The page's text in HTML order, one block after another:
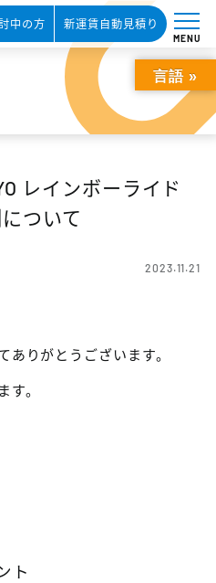
中の方 新運賃自動見積り
MENU
レインボーライド
ついて
2023.11.21
ありがとうございます。
す。
ト
言語 »